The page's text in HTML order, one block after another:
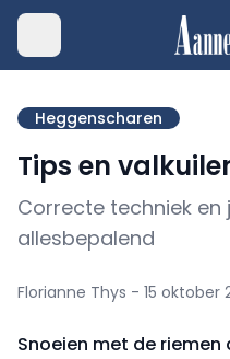
Heggenscharen
Tips en
Correcte techniek en
allesbepalend
Florianne Thys - 15 oktober
Snoeien met de riemen